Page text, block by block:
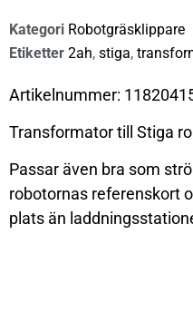
Kategori Robotgräsklippare
Etiketter 2ah, stiga,
Artikelnummer:
Transformator till Stiga
Passar även bra som
robotornas referenskort
plats än